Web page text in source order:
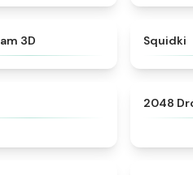
3D Squidki
2048